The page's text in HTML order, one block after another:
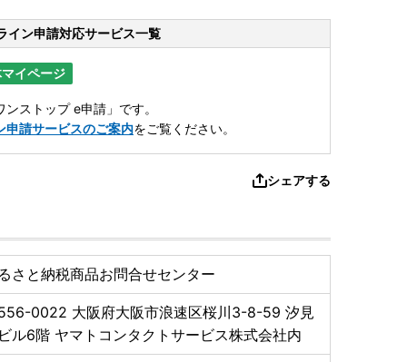
イン申請対応サービス一覧
イページ
ストップ e申請」です。
申請サービスのご案内をご覧ください。
シェアする
さと納税商品お問合せセンター
0022 大阪府大阪市浪速区桜川3-8-59 汐見
ル6階 ヤマトコンタクトサービス株式会社内